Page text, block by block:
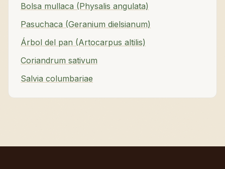
Bolsa mullaca (Physalis angulata)
Pasuchaca (Geranium dielsianum)
Árbol del pan (Artocarpus altilis)
Coriandrum sativum
Salvia columbariae